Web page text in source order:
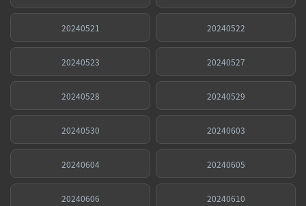
20240521 20240522
20240523 20240527
20240528 20240529
20240530 20240603
20240604 20240605
20240606 20240610